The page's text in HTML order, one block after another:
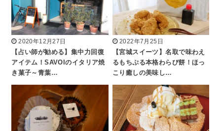
2020年12月27日
【占い師が勧める】集中力回復
アイテム！SAVOIのイタリア焼
き菓子～青葉…
2022年7月25日
【宮城スイーツ】名取で味わえ
るもちぷる本格わらび餅！ほっ
こり癒しの美味し…